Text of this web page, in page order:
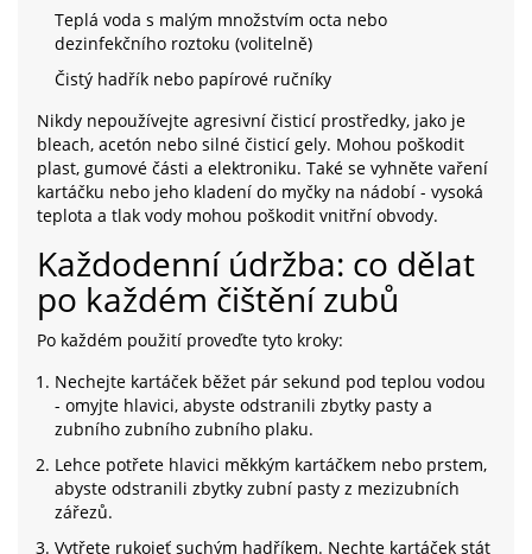
Teplá voda s malým množstvím octa nebo
dezinfekčního roztoku (volitelně)
Čistý hadřík nebo papírové ručníky
Nikdy nepoužívejte agresivní čisticí prostředky, jako je
bleach, acetón nebo silné čisticí gely. Mohou poškodit
plast, gumové části a elektroniku. Také se vyhněte vaření
kartáčku nebo jeho kladení do myčky na nádobí - vysoká
teplota a tlak vody mohou poškodit vnitřní obvody.
Každodenní údržba: co dělat
po každém čištění zubů
Po každém použití proveďte tyto kroky:
Nechejte kartáček běžet pár sekund pod teplou vodou
- omyjte hlavici, abyste odstranili zbytky pasty a
zubního zubního zubního plaku.
Lehce potřete hlavici měkkým kartáčkem nebo prstem,
abyste odstranili zbytky zubní pasty z mezizubních
zářezů.
Vytřete rukojeť suchým hadříkem. Nechte kartáček stát